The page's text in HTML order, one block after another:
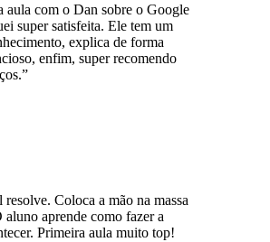
aula com o Dan sobre o Google
super satisfeita. Ele tem um
explica de forma
enfim, super recomendo
”
Coloca a mão na massa
aluno aprende como fazer a
Primeira aula muito top!